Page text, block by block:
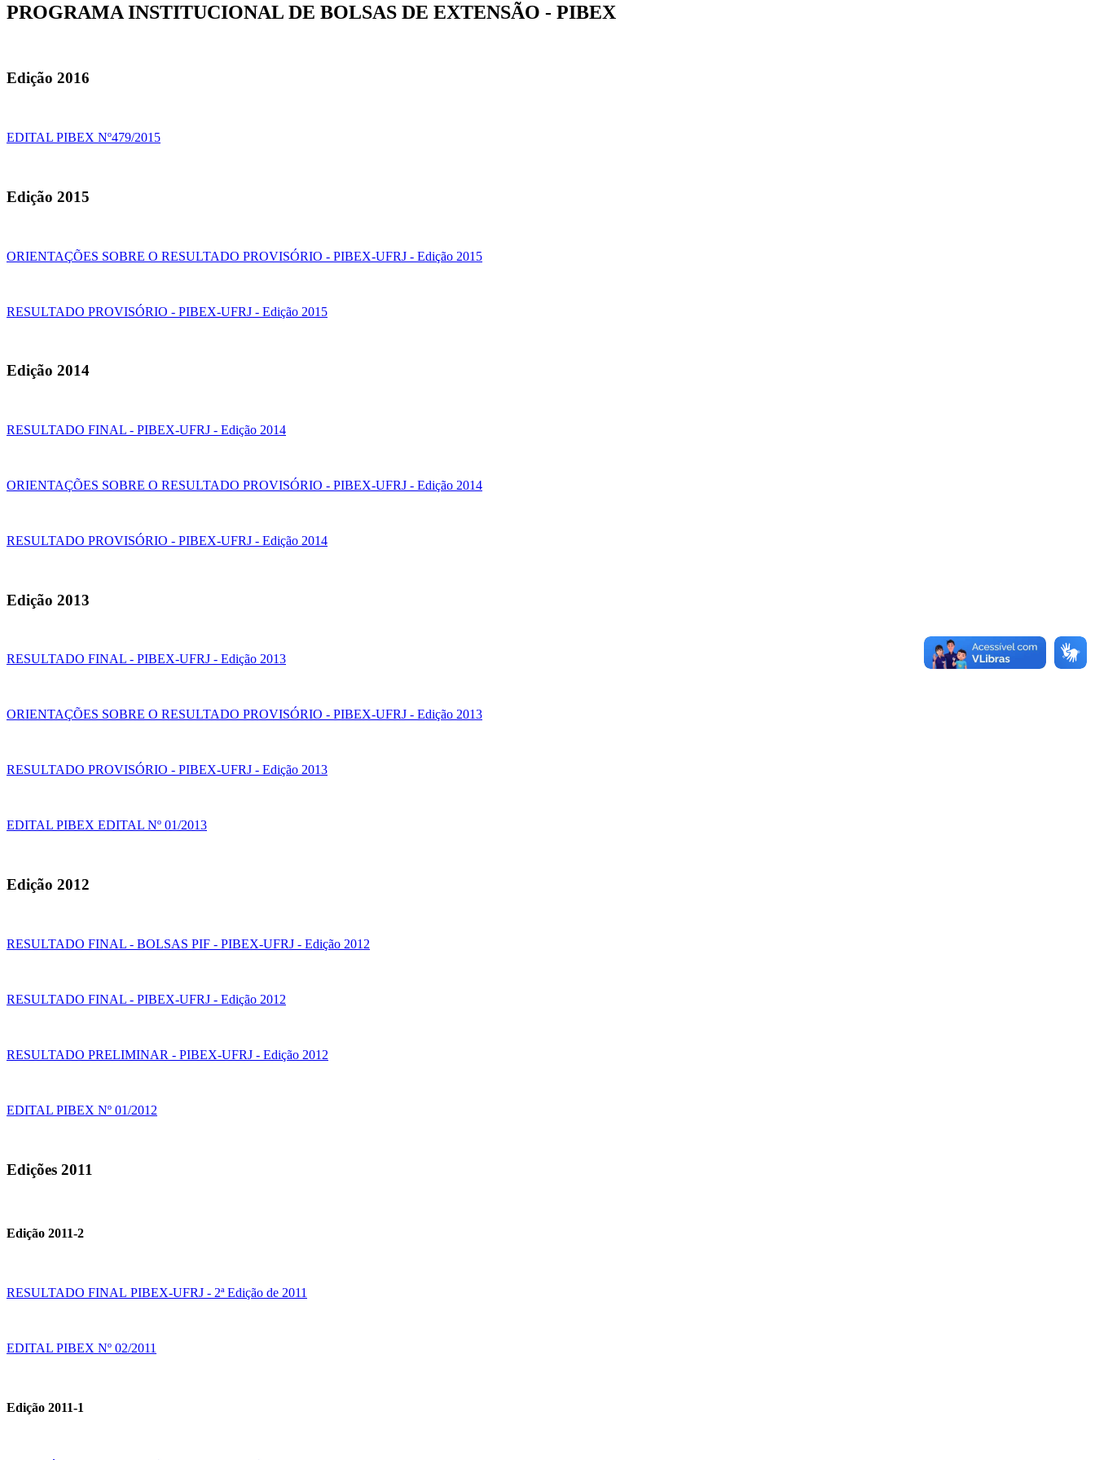
PROGRAMA INSTITUCIONAL DE BOLSAS DE EXTENSÃO - PIBEX
Edição 2016
EDITAL PIBEX Nº479/2015
Edição 2015
ORIENTAÇÕES SOBRE O RESULTADO PROVISÓRIO - PIBEX-UFRJ - Edição 2015
RESULTADO PROVISÓRIO - PIBEX-UFRJ - Edição 2015
Edição 2014
RESULTADO FINAL - PIBEX-UFRJ - Edição 2014
ORIENTAÇÕES SOBRE O RESULTADO PROVISÓRIO - PIBEX-UFRJ - Edição 2014
RESULTADO PROVISÓRIO - PIBEX-UFRJ - Edição 2014
Edição 2013
RESULTADO FINAL - PIBEX-UFRJ - Edição 2013
ORIENTAÇÕES SOBRE O RESULTADO PROVISÓRIO - PIBEX-UFRJ - Edição 2013
RESULTADO PROVISÓRIO - PIBEX-UFRJ - Edição 2013
EDITAL PIBEX EDITAL Nº 01/2013
Edição 2012
RESULTADO FINAL - BOLSAS PIF - PIBEX-UFRJ - Edição 2012
RESULTADO FINAL - PIBEX-UFRJ - Edição 2012
RESULTADO PRELIMINAR - PIBEX-UFRJ - Edição 2012
EDITAL PIBEX Nº 01/2012
Edições 2011
Edição 2011-2
RESULTADO FINAL PIBEX-UFRJ - 2ª Edição de 2011
EDITAL PIBEX Nº 02/2011
Edição 2011-1